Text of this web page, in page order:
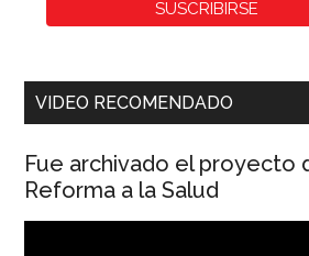
VIDEO RECOMENDADO
Fue archivado el proyecto
Reforma a la Salud